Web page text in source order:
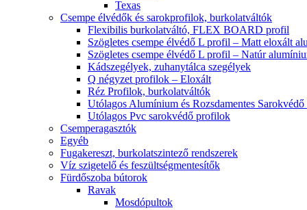
Texas
Csempe élvédők és sarokprofilok, burkolatváltók
Flexibilis burkolatváltó, FLEX BOARD profil
Szögletes csempe élvédő L profil – Matt eloxált
Szögletes csempe élvédő L profil – Natúr
Kádszegélyek, zuhanytálca szegélyek
Q négyzet profilok – Eloxált
Réz Profilok, burkolatváltók
Utólagos Alumínium és Rozsdamentes
Utólagos Pvc sarokvédő profilok
Csemperagasztók
Egyéb
Fugakereszt, burkolatszintező rendszerek
Víz szigetelő és feszültségmentesítők
Fürdőszoba bútorok
Ravak
Mosdópultok